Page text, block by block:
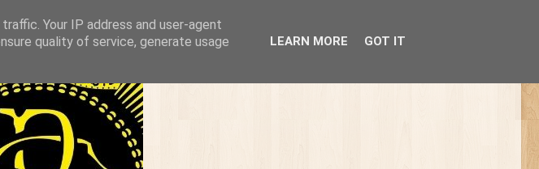
Your IP address and user-agent
quality of service, generate usage
LEARN MORE GOT IT